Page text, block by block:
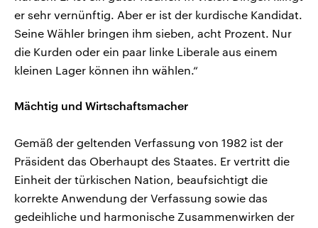
er sehr vernünftig. Aber er ist der kurdische Kandidat.
Seine Wähler bringen ihm sieben, acht Prozent. Nur
die Kurden oder ein paar linke Liberale aus einem
kleinen Lager können ihn wählen.“
Mächtig und Wirtschaftsmacher
Gemäß der geltenden Verfassung von 1982 ist der
Präsident das Oberhaupt des Staates. Er vertritt die
Einheit der türkischen Nation, beaufsichtigt die
korrekte Anwendung der Verfassung sowie das
gedeihliche und harmonische Zusammenwirken der